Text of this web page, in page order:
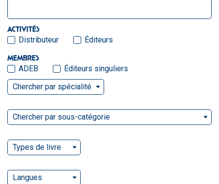
ACTIVITÉS
Distributeur Éditeurs
MEMBRES
ADEB
Éditeurs singuliers
Chercher par spécialité
Chercher par sous-catégorie
Types de livre
Langues